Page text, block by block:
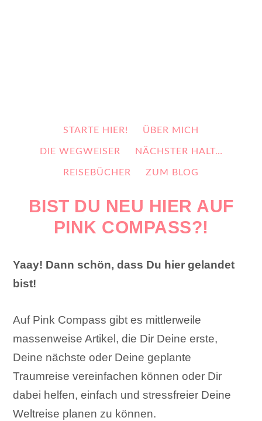
STARTE HIER! ÜBER MICH
DIE WEGWEISER NÄCHSTER HALT…
REISEBÜCHER ZUM BLOG
BIST DU NEU HIER AUF
PINK COMPASS?!
Yaay! Dann schön, dass Du hier gelandet
bist!
Auf Pink Compass gibt es mittlerweile
massenweise Artikel, die Dir Deine erste,
Deine nächste oder Deine geplante
Traumreise vereinfachen können oder Dir
dabei helfen, einfach und stressfreier Deine
Weltreise planen zu können.